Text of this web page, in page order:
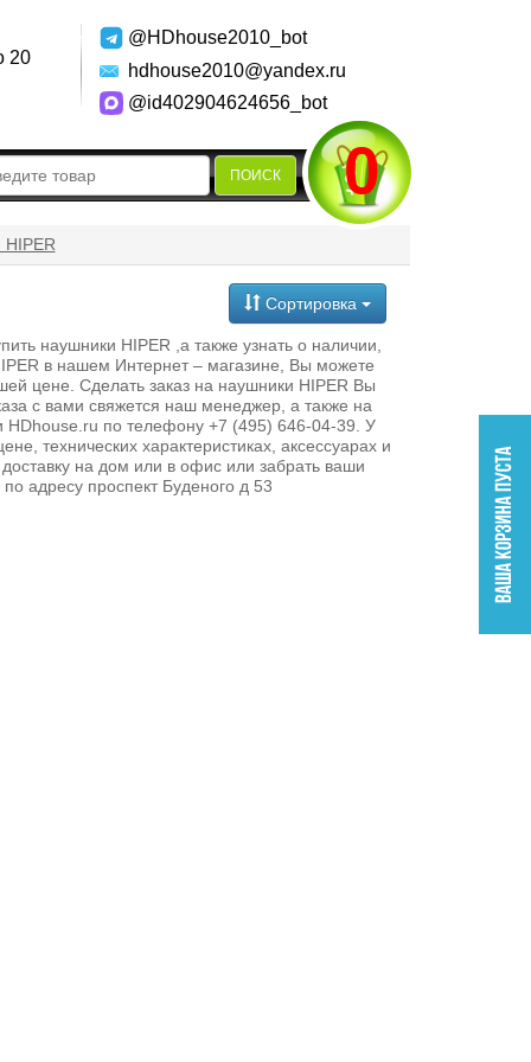
20
@HDhouse2010_bot
hdhouse2010@yandex.ru
@id402904624656_bot
ПОИСК 0
Сортировка
наушники HIPER ,а также узнать о наличии,
в нашем Интернет – магазине, Вы можете
цене. Сделать заказ на наушники HIPER Вы
с вами свяжется наш менеджер, а также на
HDhouse.ru по телефону +7 (495) 646-04-39. У
технических характеристиках, аксессуарах и
на дом или в офис или забрать ваши
адресу проспект Буденого д 53